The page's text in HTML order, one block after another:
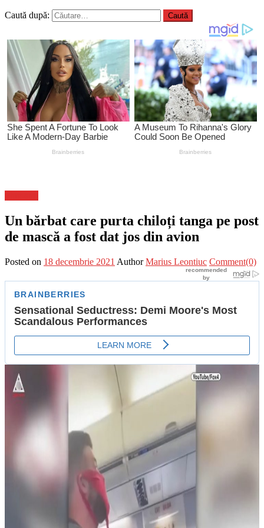
Caută după:
Un bărbat care purta chiloți tanga pe post
de mască a fost dat jos din avion
Posted on 18 decembrie 2021 Author Marius Leontiuc Comment(0)